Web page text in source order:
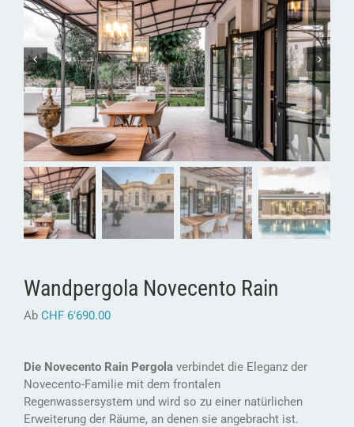
Wandpergola Novecento Rain
Ab CHF 6'690.00
Die Novecento Rain Pergola verbindet die Eleganz der
Novecento-Familie mit dem frontalen
Regenwassersystem und wird so zu einer natürlichen
Erweiterung der Räume, an denen sie angebracht ist.